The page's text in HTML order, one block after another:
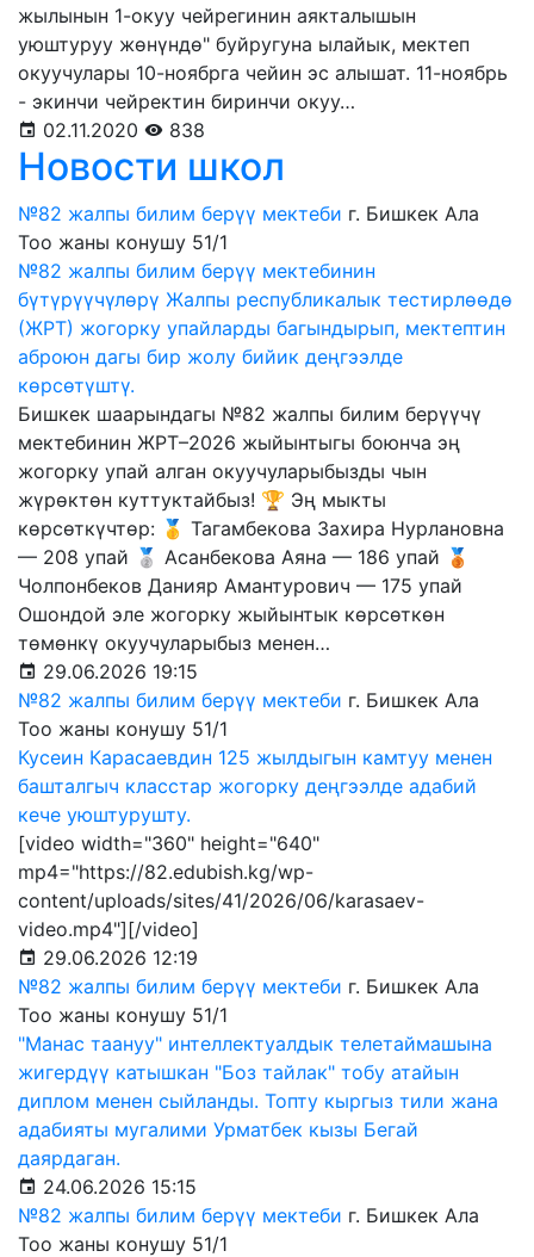
жылынын 1-окуу чейрегинин аякталышын
уюштуруу жөнүндө" буйругуна ылайык, мектеп
окуучулары 10-ноябрга чейин эс алышат. 11-ноябрь
- экинчи чейректин биринчи окуу…
02.11.2020
838
Новости школ
№82 жалпы билим берүү мектеби г. Бишкек Ала
Тоо жаны конушу 51/1
№82 жалпы билим берүү мектебинин
бүтүрүүчүлөрү Жалпы республикалык тестирлөөдө
(ЖРТ) жогорку упайларды багындырып, мектептин
аброюн дагы бир жолу бийик деңгээлде
көрсөтүштү.
Бишкек шаарындагы №82 жалпы билим берүүчү
мектебинин ЖРТ–2026 жыйынтыгы боюнча эң
жогорку упай алган окуучуларыбызды чын
жүрөктөн куттуктайбыз! 🏆 Эң мыкты
көрсөткүчтөр: 🥇 Тагамбекова Захира Нурлановна
— 208 упай 🥈 Асанбекова Аяна — 186 упай 🥉
Чолпонбеков Данияр Амантурович — 175 упай
Ошондой эле жогорку жыйынтык көрсөткөн
төмөнкү окуучуларыбыз менен…
29.06.2026 19:15
№82 жалпы билим берүү мектеби г. Бишкек Ала
Тоо жаны конушу 51/1
Кусеин Карасаевдин 125 жылдыгын камтуу менен
башталгыч класстар жогорку деңгээлде адабий
кече уюштурушту.
[video width="360" height="640"
mp4="https://82.edubish.kg/wp-
content/uploads/sites/41/2026/06/karasaev-
video.mp4"][/video]
29.06.2026 12:19
№82 жалпы билим берүү мектеби г. Бишкек Ала
Тоо жаны конушу 51/1
"Манас таануу" интеллектуалдык телетаймашына
жигердүү катышкан "Боз тайлак" тобу атайын
диплом менен сыйланды. Топту кыргыз тили жана
адабияты мугалими Урматбек кызы Бегай
даярдаган.
24.06.2026 15:15
№82 жалпы билим берүү мектеби г. Бишкек Ала
Тоо жаны конушу 51/1